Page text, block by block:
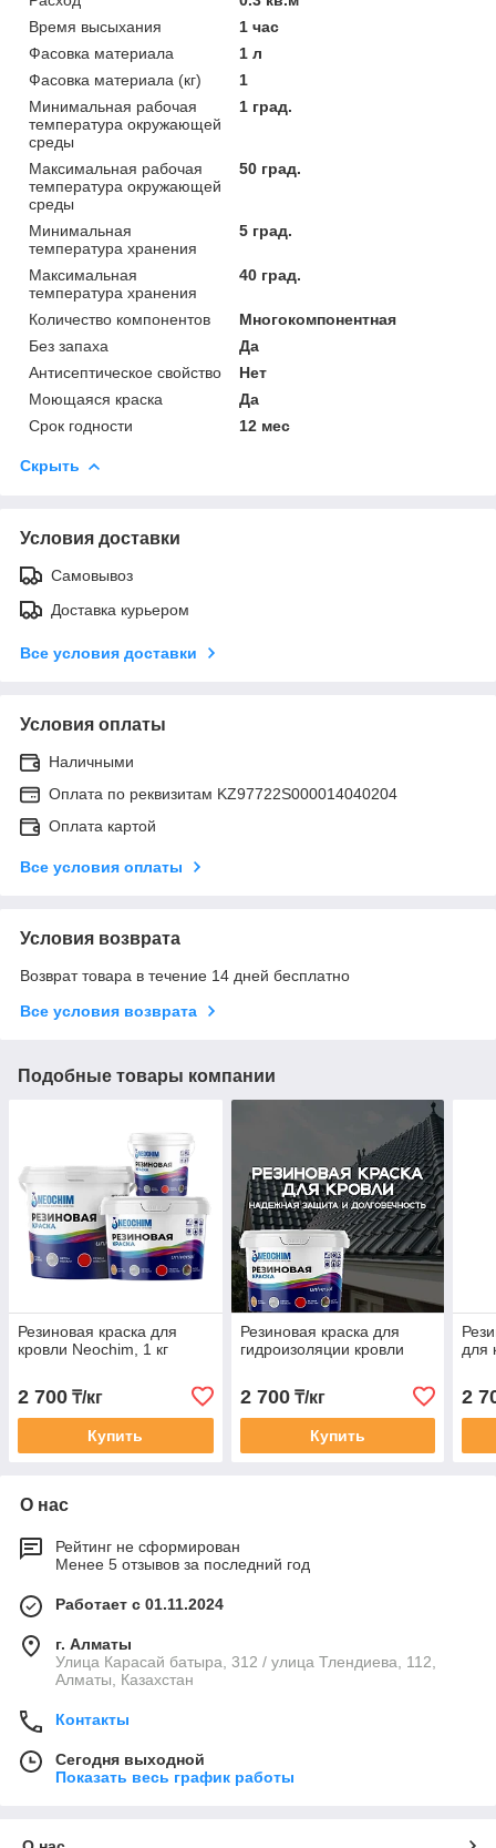
Время высыхания
1 час
Фасовка материала
1 л
Фасовка материала (кг)
1
Минимальная рабочая
температура окружающей
среды
1 град.
Максимальная рабочая
температура окружающей
среды
50 град.
Минимальная
температура хранения
5 град.
Максимальная
температура хранения
40 град.
Количество компонентов
Многокомпонентная
Без запаха
Да
Антисептическое свойство
Нет
Моющаяся краска
Да
Срок годности
12 мес
Скрыть
Условия доставки
Самовывоз
Доставка курьером
Все условия доставки
Условия оплаты
Наличными
Оплата по реквизитам KZ97722S000014040204
Оплата картой
Все условия оплаты
Условия возврата
Возврат товара в течение 14 дней бесплатно
Все условия возврата
Подобные товары компании
Резиновая краска для
кровли Neochim, 1 кг
2 700 ₸/кг
Купить
Резиновая краска для
гидроизоляции кровли
2 700₸/кг
Купить
для
2
О нас
Рейтинг не сформирован
Менее 5 отзывов за последний год
Работает с 01.11.2024
г. Алматы
Улица Карасай батыра, 312 / улица Тлендиева, 112,
Алматы, Казахстан
Контакты
Сегодня выходной
Показать весь график работы